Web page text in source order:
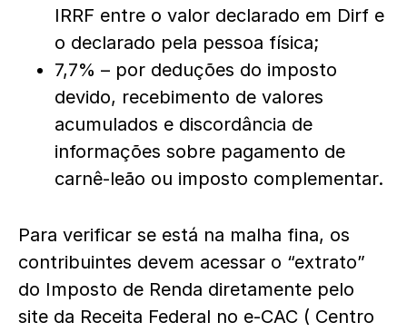
IRRF entre o valor declarado em Dirf e
o declarado pela pessoa física;
7,7% – por deduções do imposto
devido, recebimento de valores
acumulados e discordância de
informações sobre pagamento de
carnê-leão ou imposto complementar.
Para verificar se está na malha fina, os
contribuintes devem acessar o “extrato”
do Imposto de Renda diretamente pelo
site da Receita Federal no e-CAC ( Centro